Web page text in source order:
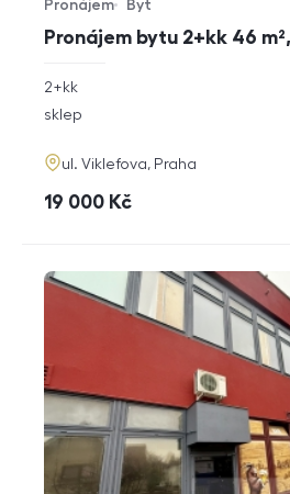
Pronájem bytu 2+kk 46
Typ nabídky
Pronájem
Typ nemovitosti
Byt
rozměry
2+kk
funkce
sklep
adresa
ul. Viklefova, Praha
cena
19 000 Kč